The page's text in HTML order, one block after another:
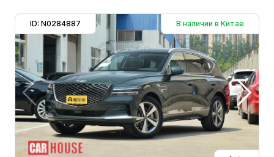
ID: N0284887 В наличии в Китае